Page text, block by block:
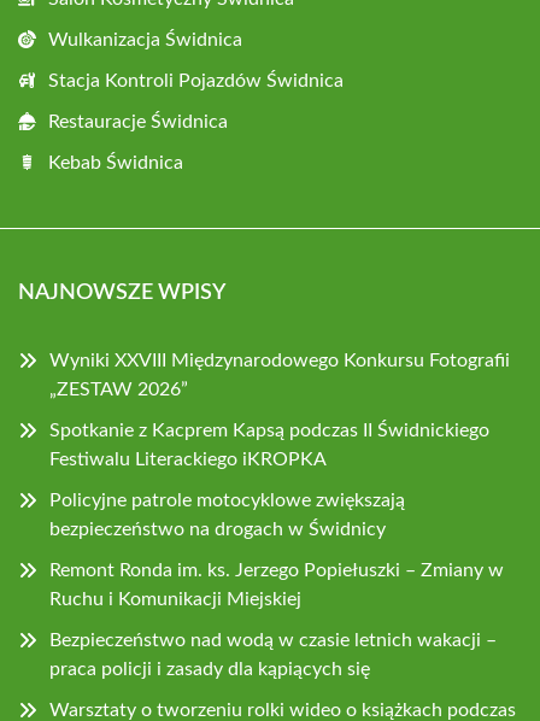
Wulkanizacja Świdnica
Stacja Kontroli Pojazdów Świdnica
Restauracje Świdnica
Kebab Świdnica
NAJNOWSZE WPISY
Wyniki XXVIII Międzynarodowego Konkursu Fotografii
„ZESTAW 2026”
Spotkanie z Kacprem Kapsą podczas II Świdnickiego
Festiwalu Literackiego iKROPKA
Policyjne patrole motocyklowe zwiększają
bezpieczeństwo na drogach w Świdnicy
Remont Ronda im. ks. Jerzego Popiełuszki – Zmiany w
Ruchu i Komunikacji Miejskiej
Bezpieczeństwo nad wodą w czasie letnich wakacji –
praca policji i zasady dla kąpiących się
Warsztaty o tworzeniu rolki wideo o książkach podczas